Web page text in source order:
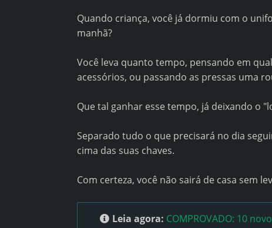
Quando criança, você já dormiu com o
manhã?
Você leva quanto tempo, pensando em
acessórios, ou passando as pressas uma
Que tal ganhar esse tempo, já deixando o
Separado tudo o que precisará no dia
cima das suas chaves.
Com certeza, você não sairá de casa sem
Leia agora: COMPROVADO: 10